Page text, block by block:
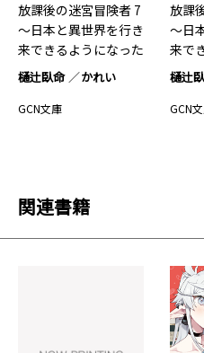
放課後の迷宮冒険者 7
～日本と異世界を行き
来できるようになった
僕は…7
樋辻臥命 かれい
GCN文庫
放課
～日
来で
僕は
樋辻
GCN
関連書籍